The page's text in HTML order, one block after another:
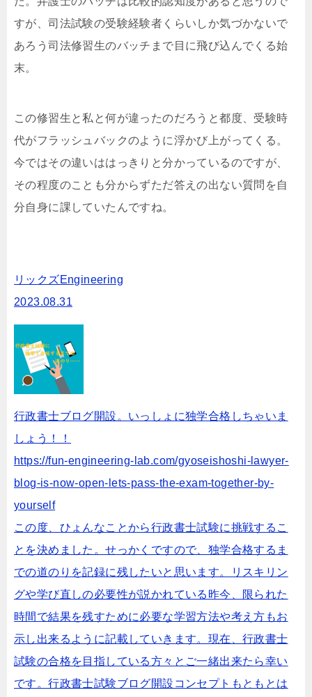
すが、司法試験の受験経験者くらいしか気づかないで
あろう司法修習生のバッチまで目に飛び込んでくる始
末。
この修習生と私と何が違ったのだろうと都度、受験時
代がフラッシュバックのように浮かび上がってくる。
今ではその違いははっきりと分かっているのですが、
その程度のことも分からずただ答えの出ない質問を自
分自身に課していたんですね。
リックズEngineering
2023.08.31
行政書士ブログ開設。いっしょに独学合格しちゃいま
しょう！！
https://fun-engineering-lab.com/gyoseishoshi-lawyer-
blog-is-now-open-lets-pass-the-exam-together-by-
yourself
この度、ひょんなことから行政書士試験に挑戦するこ
とを決めました。せっかくですので、独学合格するま
での道のりを記録に残したいと思います。リスキリン
グや学び直しの必要性が説かれている昨今、限られた
時間で結果を残すために必要な学習方法や考え方もお
示し出来るように記載していきます。現在、行政書士
試験の合格を目指している方々とご一緒出来たら幸い
です。行政書士試験ブログ開設コンセプトもともとは